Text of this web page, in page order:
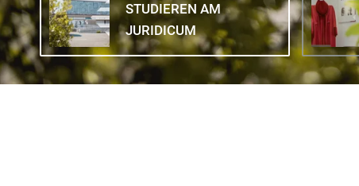
STUDIEREN AM
JURIDICUM